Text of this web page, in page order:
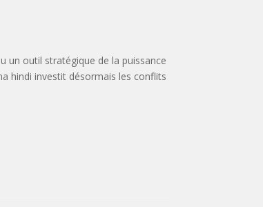
un outil stratégique de la puissance
hindi investit désormais les conflits